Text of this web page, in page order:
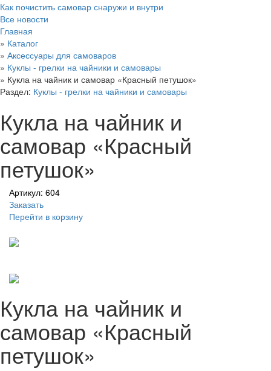
Как почистить самовар снаружи и внутри
Все новости
Главная
» Каталог
» Аксессуары для самоваров
» Куклы - грелки на чайники и самовары
» Кукла на чайник и самовар «Красный петушок»
Раздел: Куклы - грелки на чайники и самовары
Кукла на чайник и
самовар «Красный
петушок»
Артикул: 604
Заказать
Перейти в корзину
Кукла на чайник и
самовар «Красный
петушок»